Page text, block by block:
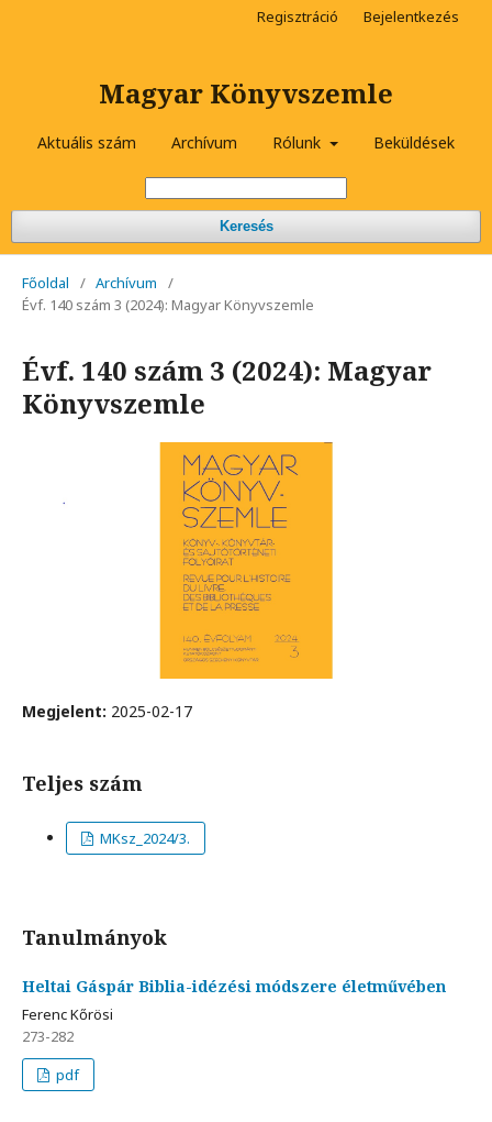
Magyar Könyvszemle
Aktuális szám Archívum Rólunk Beküldések
Keresés
Regisztráció Bejelentkezés
Főoldal / Archívum
/
Évf. 140 szám 3 (2024): Magyar Könyvszemle
Évf. 140 szám 3 (2024): Magyar
Könyvszemle
Megjelent: 2025-02-17
Teljes szám
MKsz_2024/3.
Tanulmányok
Heltai Gáspár Biblia-idézési módszere életművében
Ferenc Kőrösi
273-282
pdf